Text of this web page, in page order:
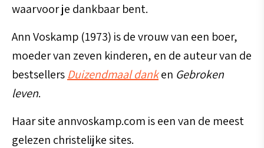
waarvoor je dankbaar bent.
Ann Voskamp (1973) is de vrouw van een boer,
moeder van zeven kinderen, en de auteur van de
bestsellers Duizendmaal danken Gebroken
leven.
Haar site annvoskamp.com is een van de meest
gelezen christelijke sites.